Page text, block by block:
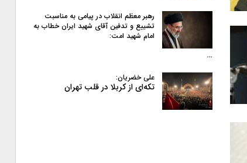
رهبر معظم انقلاب در پیامی به‌ مناسبت
تشییع و تدفین آقای شهید ایران خطاب به
امام شهید امت:
…
علی خضریان:
تکه‌ای از کربلا در قلب تهران